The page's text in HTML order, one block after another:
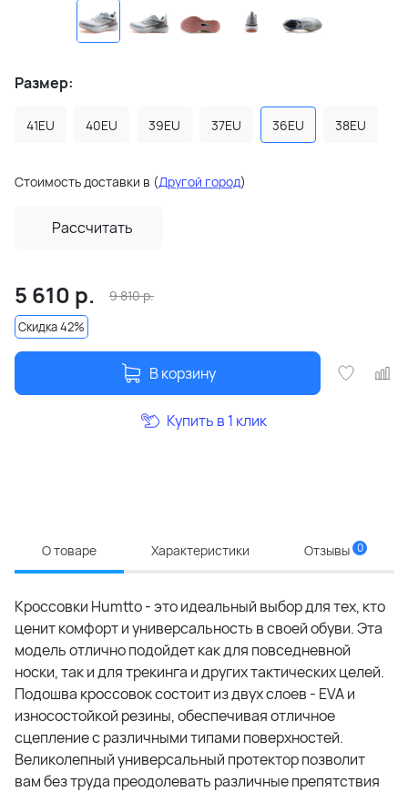
Размер:
41EU 40EU 39EU 37EU 36EU 38EU
Стоимость доставки в (Другой город)
Рассчитать
5 610 р. 9 810р.
Скидка 42%
В корзину
Купить в 1 клик
О товаре Характеристики Отзывы 0
Кроссовки Humtto - это идеальный выбор для тех, кто
ценит комфорт и универсальность в своей обуви. Эта
модель отлично подойдет как для повседневной
носки, так и для трекинга и других тактических целей.
Подошва кроссовок состоит из двух слоев - EVA и
износостойкой резины, обеспечивая отличное
сцепление с различными типами поверхностей.
Великолепный универсальный протектор позволит
вам без труда преодолевать различные препятствия